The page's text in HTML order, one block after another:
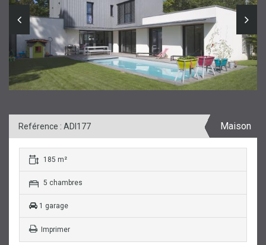
Reférence : ADI177 Maison
185 m²
5 chambres
1 garage
Imprimer